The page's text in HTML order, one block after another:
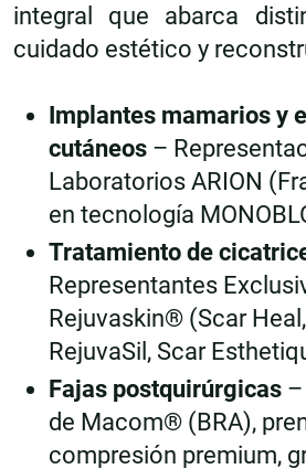
integral que abarca
cuidado estético y
Implantes mamarios y
cutáneos –
Laboratorios ARION
en tecnología
Tratamiento de
Representantes
Rejuvaskin® (Scar
RejuvaSil, Scar
Fajas postquirúrgicas
de Macom® (BRA),
compresión premium,